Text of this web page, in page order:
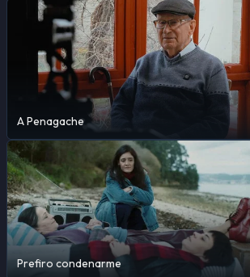
A Penagache
Prefiro condenarme